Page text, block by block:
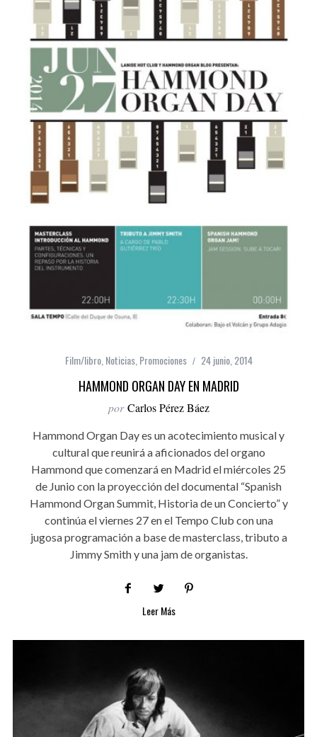
Film/libro, Noticias, Promociones 24 junio, 2014
HAMMOND ORGAN DAY EN MADRID
por Carlos Pérez Báez
Hammond Organ Day es un acotecimiento musical y
cultural que reunirá a aficionados del organo
Hammond que comenzará en Madrid el miércoles 25
de Junio con la proyección del documental “Spanish
Hammond Organ Summit, Historia de un Concierto” y
continúa el viernes 27 en el Tempo Club con una
jugosa programación a base de masterclass, tributo a
Jimmy Smith y una jam de organistas.
Leer Más